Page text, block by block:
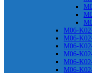
M06-
M06-
M06-
M06-
M06-
M06-